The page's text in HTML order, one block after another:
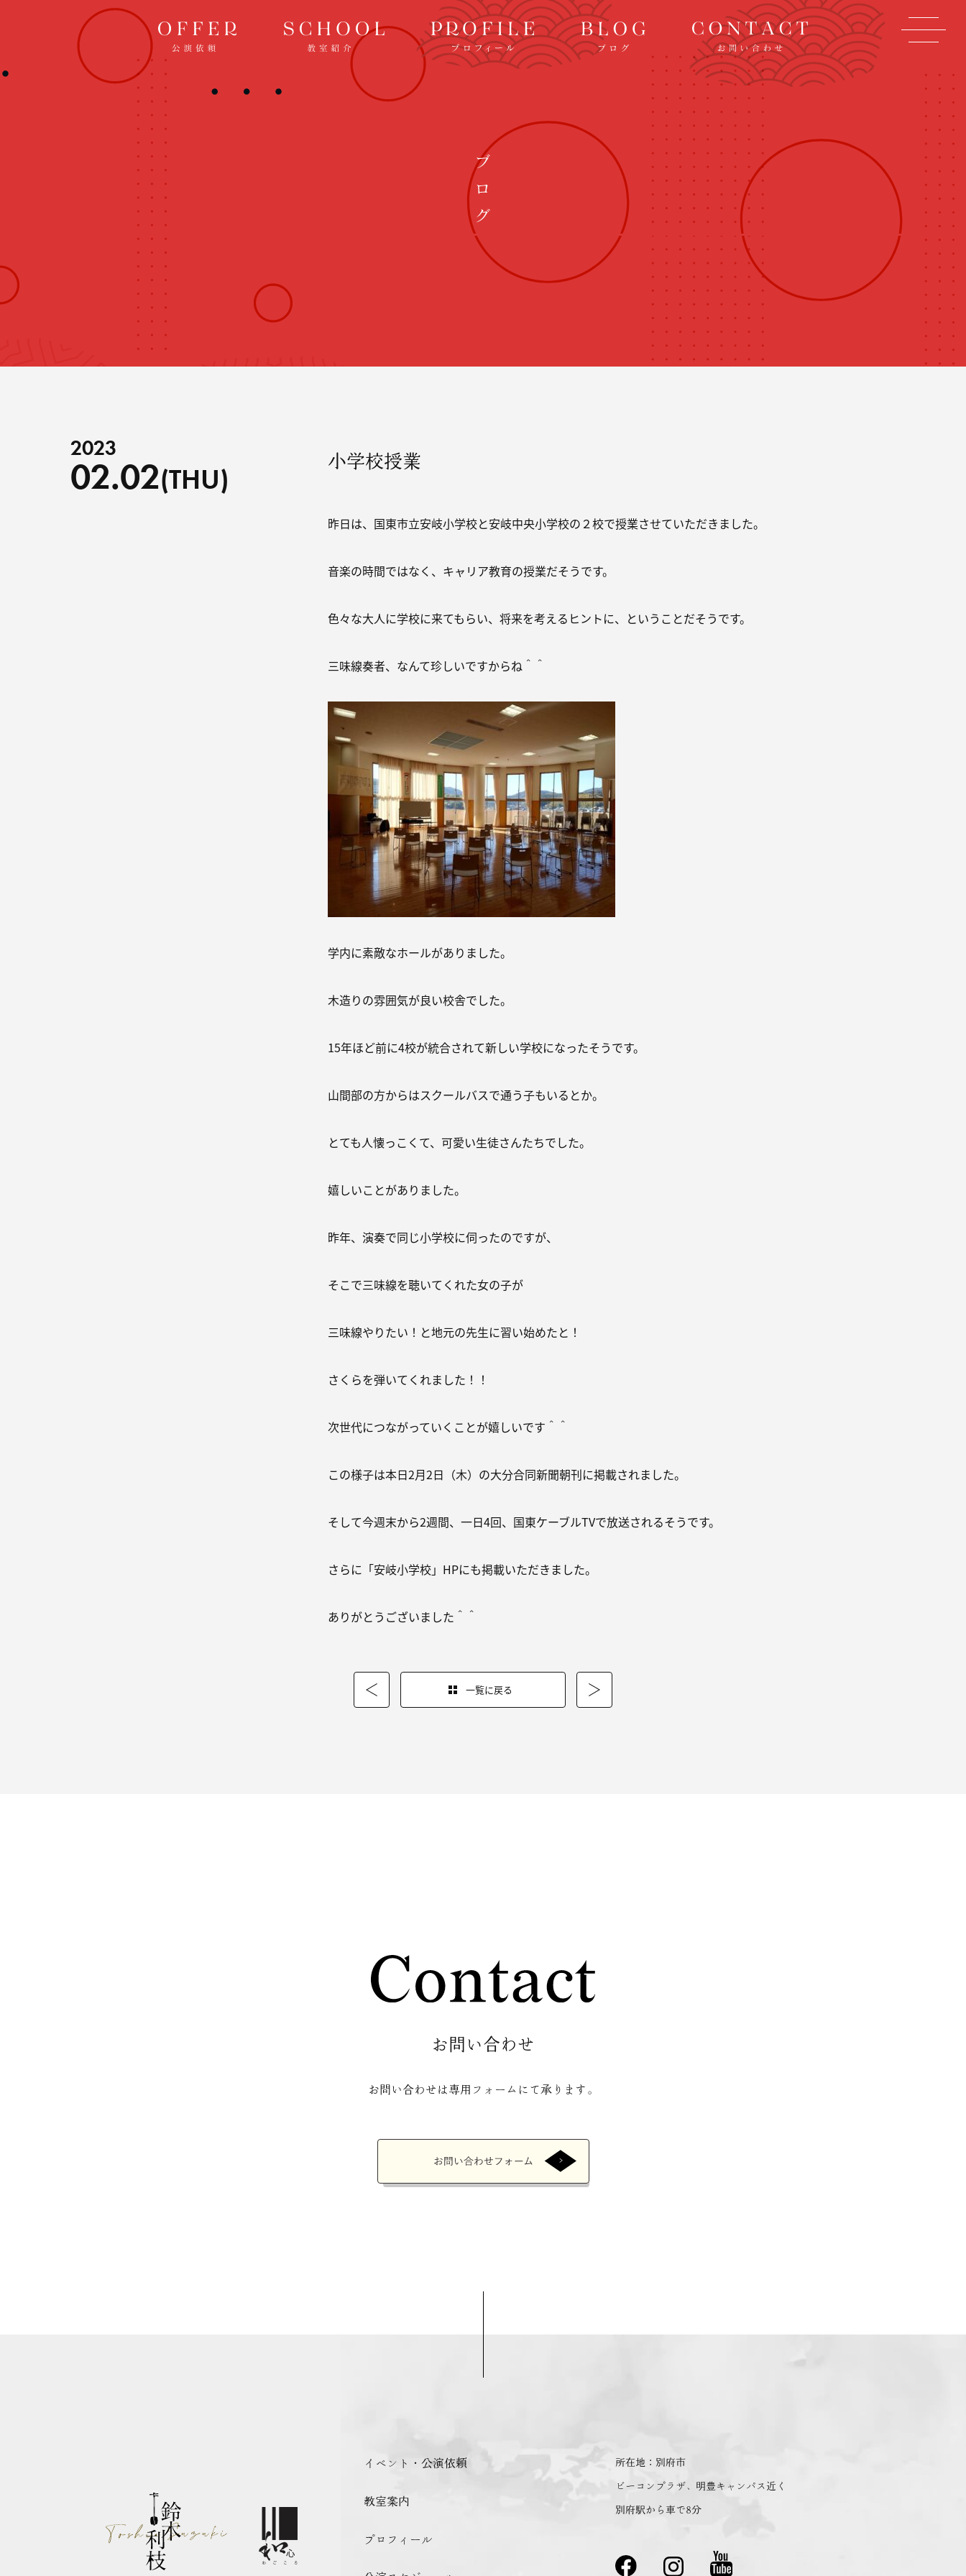
2023
02.02(THU)
小学校授業
昨日は、国東市立安岐小学校と安岐中央小学校の２校で授業させていただきました。
音楽の時間ではなく、キャリア教育の授業だそうです。
色々な大人に学校に来てもらい、将来を考えるヒントに、ということだそうです。
三味線奏者、なんて珍しいですからね＾＾
学内に素敵なホールがありました。
木造りの雰囲気が良い校舎でした。
15年ほど前に4校が統合されて新しい学校になったそうです。
山間部の方からはスクールバスで通う子もいるとか。
とても人懐っこくて、可愛い生徒さんたちでした。
嬉しいことがありました。
昨年、演奏で同じ小学校に伺ったのですが、
そこで三味線を聴いてくれた女の子が
三味線やりたい！と地元の先生に習い始めたと！
さくらを弾いてくれました！！
次世代につながっていくことが嬉しいです＾＾
この様子は本日2月2日（木）の大分合同新聞朝刊に掲載されました。
そして今週末から2週間、一日4回、国東ケーブルTVで放送されるそうです。
さらに「安岐小学校」HPにも掲載いただきました。
ありがとうございました＾＾
一覧に戻る
お問い合わせ
お問い合わせは専用フォームにて承ります。
イベント・公演依頼
教室案内
プロフィール
所在地：別府市
ビーコンプラザ、明豊キャンパス近く
別府駅から車で8分